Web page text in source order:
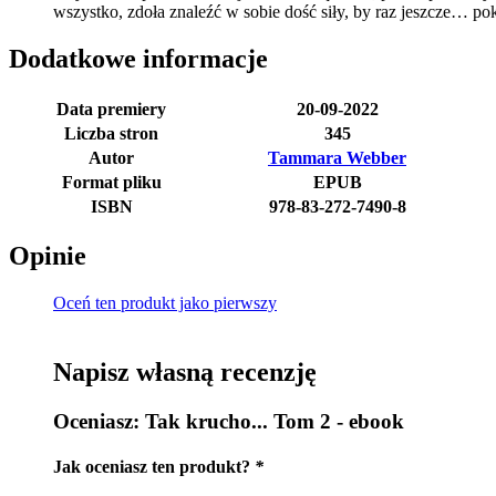
wszystko, zdoła znaleźć w sobie dość siły, by raz jeszcze…
Dodatkowe informacje
Data premiery
20-09-2022
Liczba stron
345
Autor
Tammara Webber
Format pliku
EPUB
ISBN
978-83-272-7490-8
Opinie
Oceń ten produkt jako pierwszy
Napisz własną recenzję
Oceniasz: Tak krucho... Tom 2 - ebook
Jak oceniasz ten produkt? *